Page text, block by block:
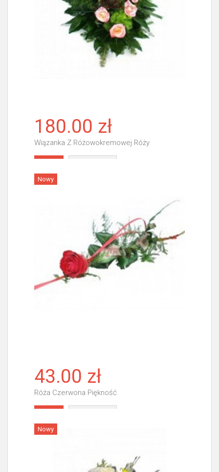
180.00 zł
Wiązanka Z Różowokremowej Róży
Nowy
43.00 zł
Róża Czerwona Piękność
Nowy